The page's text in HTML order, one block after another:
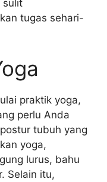
sulit
tugas sehari-
praktik yoga,
perlu Anda
tubuh yang
yoga,
lurus, bahu
Selain itu,